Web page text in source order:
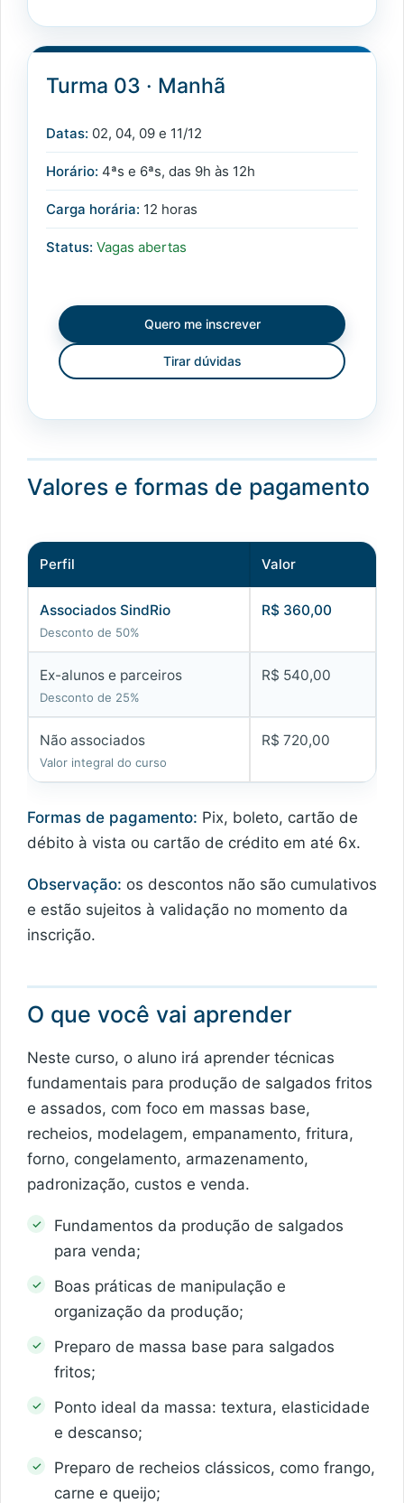
Turma 03 · Manhã
Datas: 02, 04, 09 e 11/12
Horário: 4ªs e 6ªs, das 9h às 12h
Carga horária: 12 horas
Status: Vagas abertas
Quero me inscrever
Tirar dúvidas
Valores e formas de pagamento
Perfil Valor
Associados SindRio
Desconto de 50%
R$ 360,00
Ex-alunos e parceiros
Desconto de 25%
R$ 540,00
Não associados
Valor integral do curso
R$ 720,00
Formas de pagamento: Pix, boleto, cartão de
débito à vista ou cartão de crédito em até 6x.
Observação: os descontos não são cumulativos
e estão sujeitos à validação no momento da
inscrição.
O que você vai aprender
Neste curso, o aluno irá aprender técnicas
fundamentais para produção de salgados fritos
e assados, com foco em massas base,
recheios, modelagem, empanamento, fritura,
forno, congelamento, armazenamento,
padronização, custos e venda.
Fundamentos da produção de salgados
para venda;
Boas práticas de manipulação e
organização da produção;
Preparo de massa base para salgados
fritos;
Ponto ideal da massa: textura, elasticidade
e descanso;
Preparo de recheios clássicos, como frango,
carne e queijo;